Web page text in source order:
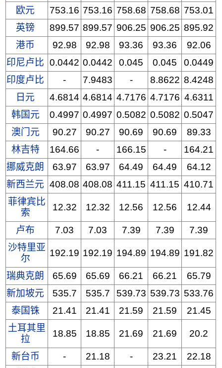
欧元
753.16 753.16 758.68 758.68 753.01
英镑
899.57 899.57 906.25 906.25 895.92
港币
92.98 92.98 93.36 93.36
92.06
印尼卢比 0.0442 0.0442 0.045 0.045
0.0449
印度卢比
- 7.9483 - 8.8622 8.4248
日元
4.6814 4.6814 4.7176 4.7176 4.6311
韩国元
0.4997 0.4997 0.5082 0.5082 0.5047
澳门元
90.27 90.27 90.69 90.69
89.33
林吉特
164.66 - 166.15 -
164.21
挪威克朗
63.97 63.97 64.49 64.49
64.12
新西兰元 408.08 408.08 411.15 411.15 410.71
菲律宾比
索
12.32 12.32 12.56 12.56 12.44
卢布 7.03 7.03 7.39 7.39
7.39
沙特里亚
尔
192.19 192.19 194.89 194.89 191.82
瑞典克朗 65.69 65.69 66.21 66.21
65.79
新加坡元
535.7 535.7 539.73 539.73 533.76
泰国铢
21.41 21.41 21.59 21.59
21.45
土耳其里
拉
18.85 18.85 21.69 21.69 20.2
新台币 - 21.18 - 23.21
22.18